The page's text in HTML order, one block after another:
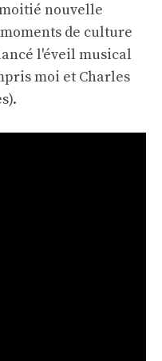
nouvelle
de culture
l'éveil musical
moi et Charles